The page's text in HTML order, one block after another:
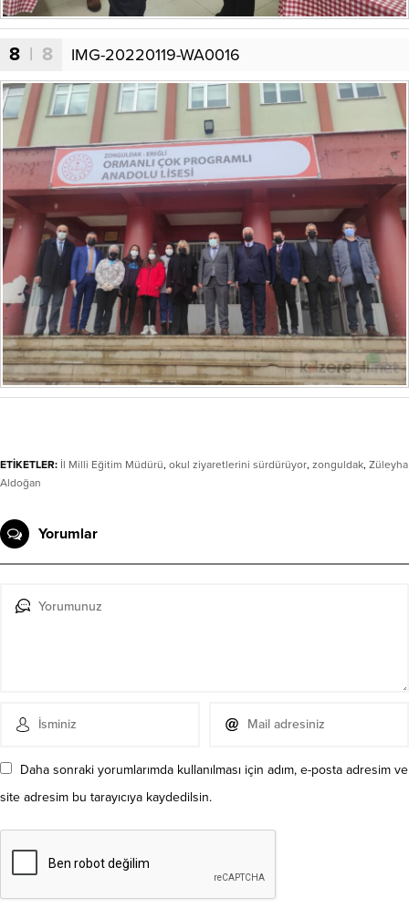
8 | 8 IMG-20220119-WA0016
ETİKETLER: İl Milli Eğitim Müdürü, okul ziyaretlerini sürdürüyor, zonguldak, Züleyha
Aldoğan
Yorumlar
Daha sonraki yorumlarımda kullanılması için adım, e-posta adresim ve
site adresim bu tarayıcıya kaydedilsin.